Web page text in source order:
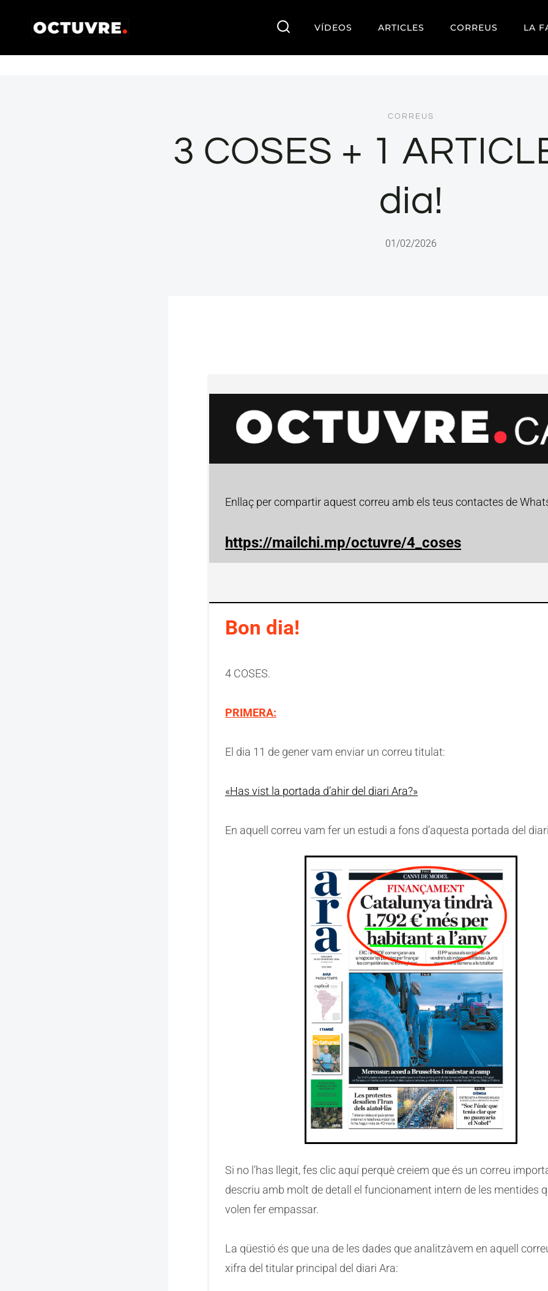
VÍDEOS ARTICLES CORREUS LA
CORREUS
3 COSES + 1
dia!
01/02/2026
Enllaç per compartir aquest correu amb els teus contactes de
https://mailchi.mp/octuvre/4_coses
Bon dia!
4 COSES.
PRIMERA:
El dia 11 de gener vam enviar un correu titulat:
«Has vist la portada d’ahir del diari Ara?»
En aquell correu vam fer un estudi a fons d’aquesta portada del
Si no l’has llegit, fes clic aquí perquè creiem que és un correu
descriu amb molt de detall el funcionament intern de les mentides
volen fer empassar.
La qüestió és que una de les dades que analitzàvem en aquell
xifra del titular principal del diari Ara: